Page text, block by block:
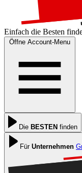
Einfach die Besten
Öffne Account-Menu
Die BESTEN finden
Für Unternehmen